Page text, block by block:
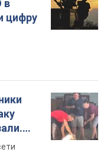
в
цифру